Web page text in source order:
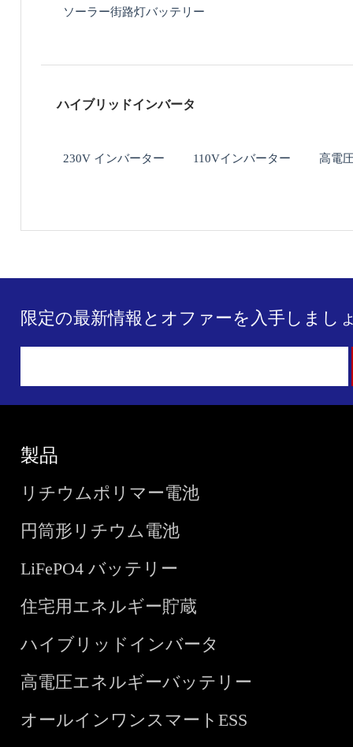
ソーラー街路灯バッテリー
ハイブリッドインバータ
230V インバーター 110Vインバーター 高電
限定の最新情報とオファーを入手しまし
製品
リチウムポリマー電池
円筒形リチウム電池
LiFePO4 バッテリー
住宅用エネルギー貯蔵
ハイブリッドインバータ
高電圧エネルギーバッテリー
オールインワンスマートESS